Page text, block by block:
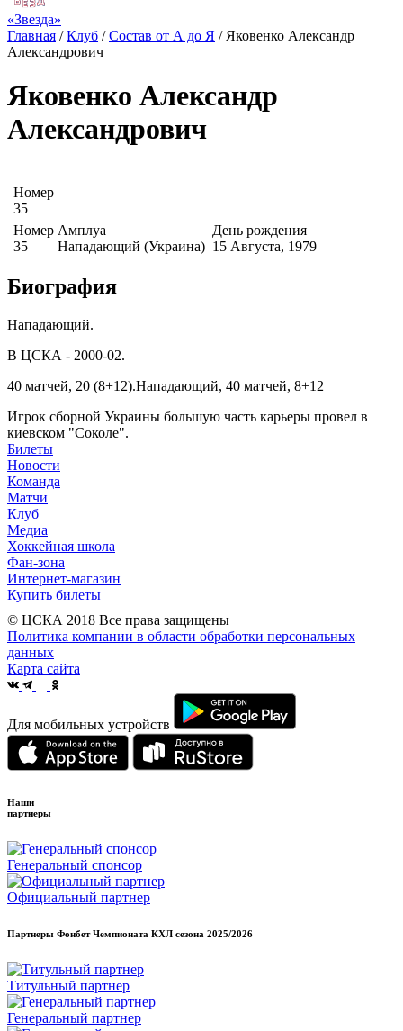
«Звезда»
Главная /Клуб /Состав от А до Я / Яковенко Александр
Александрович
Яковенко Александр
Александрович
Номер
35
Номер
35
Амплуа
Нападающий (Украина)
День рождения
15 Августа, 1979
Биография
Нападающий.
В ЦСКА - 2000-02.
40 матчей, 20 (8+12).Нападающий, 40 матчей, 8+12
Игрок сборной Украины большую часть карьеры провел в
киевском "Соколе".
Билеты
Новости
Команда
Матчи
Клуб
Медиа
Хоккейная школа
Фан-зона
Интернет-магазин
Купить билеты
© ЦСКА 2018 Все права защищены
Политика компании в области обработки персональных
данных
Карта сайта
Для мобильных устройств
Наши
партнеры
Генеральный спонсор
Официальный партнер
Партнеры Фонбет Чемпионата КХЛ сезона 2025/2026
Титульный партнер
Генеральный партнер